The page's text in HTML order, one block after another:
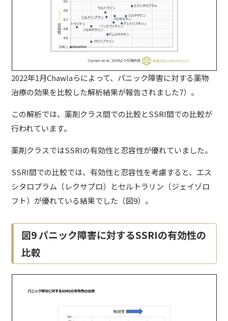
2022年1月Chawlaらによって、 パニック障害に対する薬物
治療の効果を比較した解析結果が報告されました7）。
この解析では、薬剤クラス間での比較とSSRI間での比較が
行われています。
薬剤クラスではSSRIの有効性と忍容性が優れていました。
SSRI間での比較では、有効性と忍容性を考慮すると、エス
シタロプラム（レクサプロ）とセルトラリン（ジェイゾロ
フト）が優れている結果でした（図9）。
図9 パニック障害に対するSSRIの有効性の
比較